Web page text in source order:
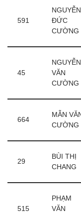
591
NGUYỄN
ĐỨC
CƯỜNG
45
NGUYỄN
VĂN
CƯỜNG
664
MẪN
CƯỜNG
29
BÙI THỊ
CHANG
515
PHẠM
VĂN